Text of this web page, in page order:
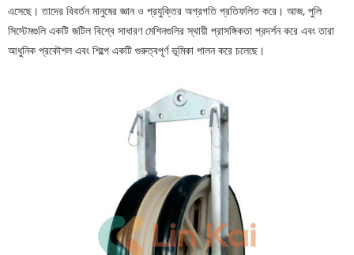
এসেছে। তাদের বিবর্তন মানুষের জ্ঞান ও প্রযুক্তির অগ্রগতি প্রতিফলিত করে। আজ, পুলি
সিস্টেমগুলি একটি জটিল বিশ্বে সাধারণ মেশিনগুলির স্থায়ী প্রাসঙ্গিকতা প্রদর্শন করে এবং তারা
আধুনিক প্রকৌশল এবং শিল্পে একটি গুরুত্বপূর্ণ ভূমিকা পালন করে চলেছে।